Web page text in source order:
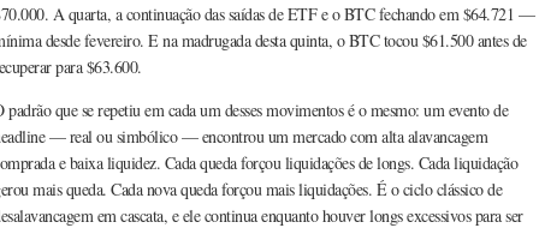
A quarta, a continuação das saídas de ETF e o BTC fechando em $64.721 —
desde fevereiro. E na madrugada desta quinta, o BTC tocou $61.500 antes de
para $63.600.
padrão que se repetiu em cada um desses movimentos é o mesmo: um evento de
— real ou simbólico — encontrou um mercado com alta alavancagem
e baixa liquidez. Cada queda forçou liquidações de longs. Cada liquidação
mais queda. Cada nova queda forçou mais liquidações. É o ciclo clássico de
em cascata, e ele continua enquanto houver longs excessivos para ser